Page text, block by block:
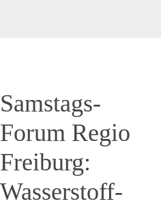
Samstags-
Forum Regio
Freiburg:
Wasserstoff-